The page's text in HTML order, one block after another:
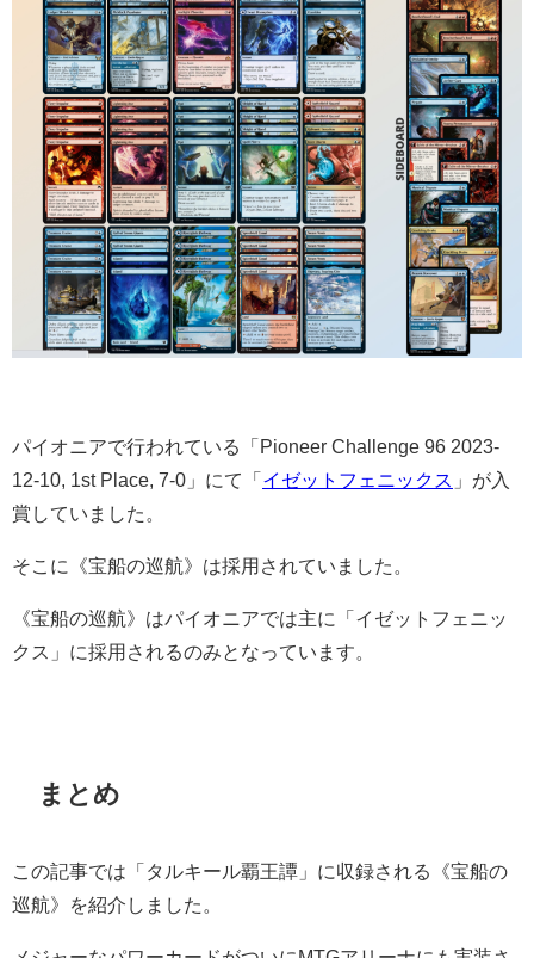
パイオニアで行われている「Pioneer Challenge 96 2023-
12-10, 1st Place, 7-0」にて「 イゼットフェニックス 」が入
賞していました。
そこに《宝船の巡航》は採用されていました。
《宝船の巡航》はパイオニアでは主に「イゼットフェニッ
クス」に採用されるのみとなっています。
まとめ
この記事では「タルキール覇王譚」に収録される《宝船の
巡航》を紹介しました。